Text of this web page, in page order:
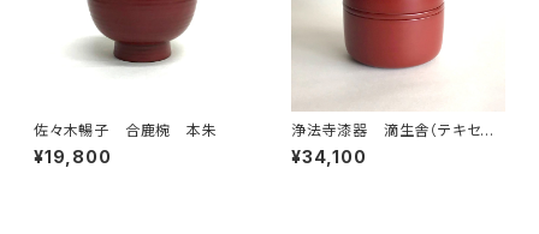
佐々木暢子 合鹿椀 本朱
¥19,800
浄法寺漆器 滴生舎（テキセイ
シャ） 弁当箱（丸） 朱
¥34,100